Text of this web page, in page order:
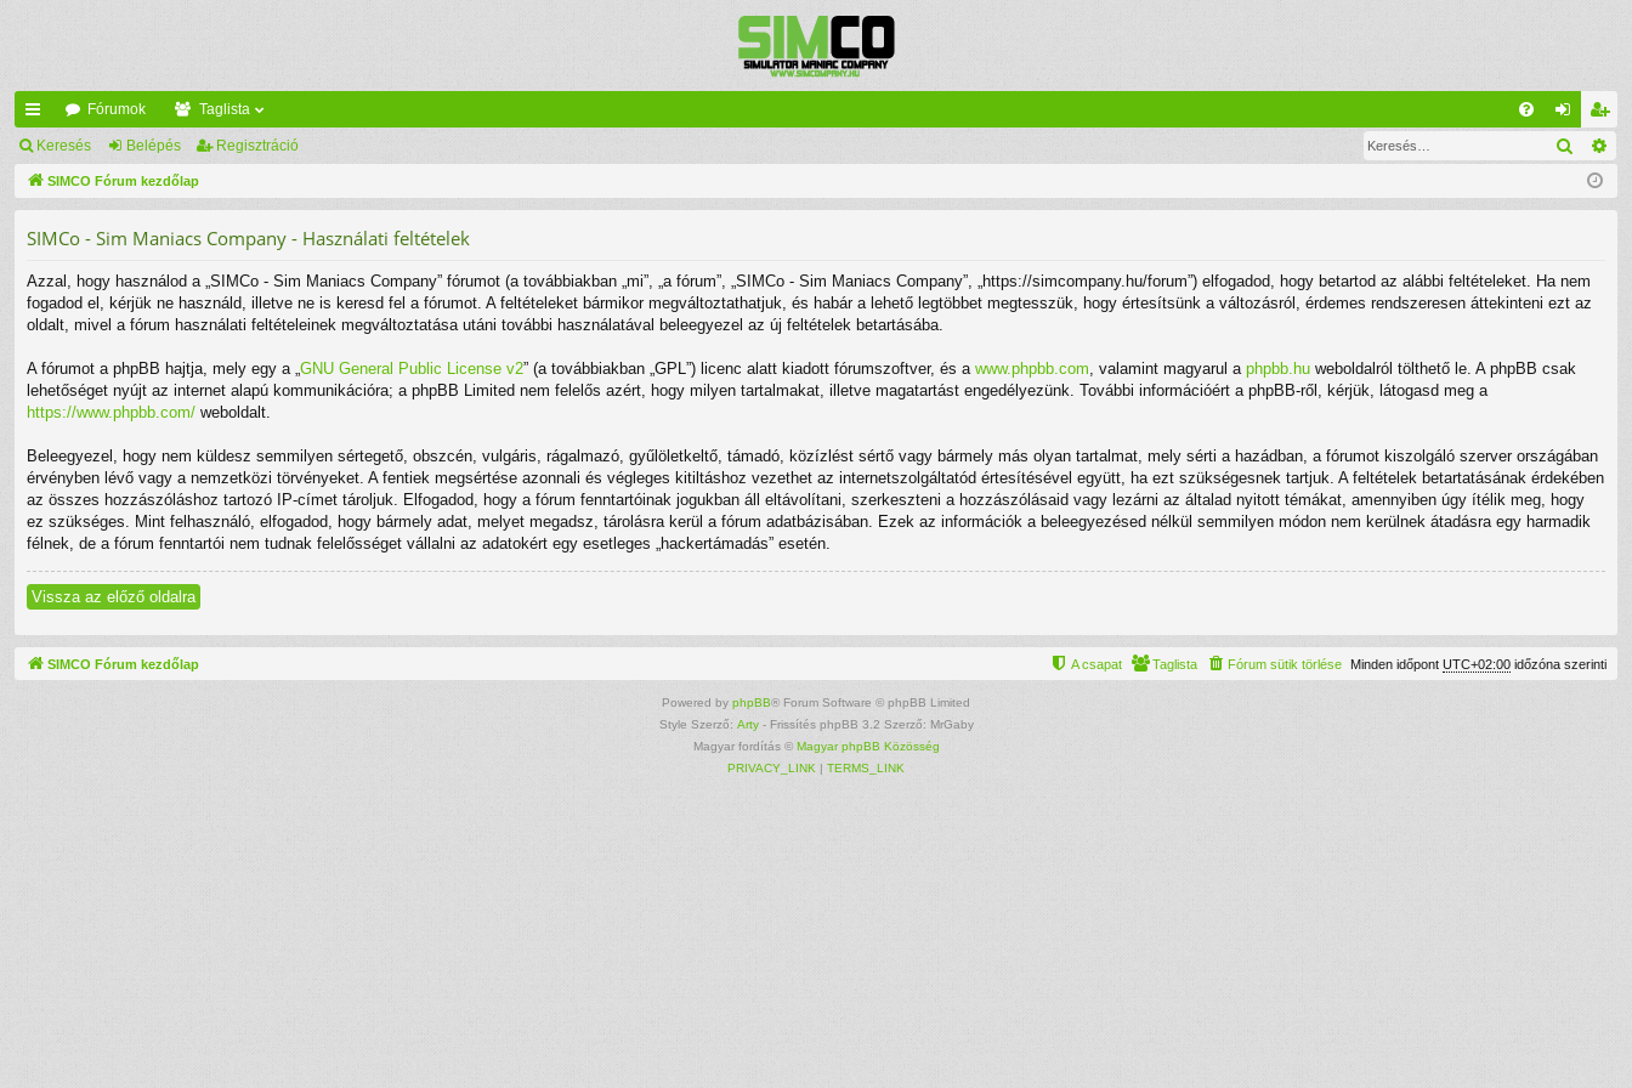
yo
rs
k
Fórumok Taglista
el eg
is
Keresés Belépés Regisztráció
SIMCO Fórum kezdőlap
SIMCo - Sim Maniacs Company - Használati feltételek
Azzal, hogy használod a „SIMCo - Sim Maniacs Company” fórumot (a továbbiakban „mi”, „a fórum”, „SIMCo - Sim Maniacs Company”, „https://simcompany.hu/forum”) elfogadod, hogy betartod az alábbi feltételeket. Ha nem
fogadod el, kérjük ne használd, illetve ne is keresd fel a fórumot. A feltételeket bármikor megváltoztathatjuk, és habár a lehető legtöbbet megtesszük, hogy értesítsünk a változásról, érdemes rendszeresen áttekinteni ezt az
oldalt, mivel a fórum használati feltételeinek megváltoztatása utáni további használatával beleegyezel az új feltételek betartásába.
A fórumot a phpBB hajtja, mely egy a „ GNU General Public License v2” (a továbbiakban „GPL”) licenc alatt kiadott fórumszoftver, és a www.phpbb.com , valamint magyarul a phpbb.hu weboldalról tölthető le. A phpBB csak
lehetőséget nyújt az internet alapú kommunikációra; a phpBB Limited nem felelős azért, hogy milyen tartalmakat, illetve magatartást engedélyezünk. További információért a phpBB-ről, kérjük, látogasd meg a
https://www.phpbb.com/ weboldalt.
Beleegyezel, hogy nem küldesz semmilyen sértegető, obszcén, vulgáris, rágalmazó, gyűlöletkeltő, támadó, közízlést sértő vagy bármely más olyan tartalmat, mely sérti a hazádban, a fórumot kiszolgáló szerver országában
érvényben lévő vagy a nemzetközi törvényeket. A fentiek megsértése azonnali és végleges kitiltáshoz vezethet az internetszolgáltatód értesítésével együtt, ha ezt szükségesnek tartjuk. A feltételek betartatásának érdekében
az összes hozzászóláshoz tartozó IP-címet tároljuk. Elfogadod, hogy a fórum fenntartóinak jogukban áll eltávolítani, szerkeszteni a hozzászólásaid vagy lezárni az általad nyitott témákat, amennyiben úgy ítélik meg, hogy
ez szükséges. Mint felhasználó, elfogadod, hogy bármely adat, melyet megadsz, tárolásra kerül a fórum adatbázisában. Ezek az információk a beleegyezésed nélkül semmilyen módon nem kerülnek átadásra egy harmadik
félnek, de a fórum fenntartói nem tudnak felelősséget vállalni az adatokért egy esetleges „hackertámadás” esetén.
Vissza az előző oldalra
SIMCO Fórum kezdőlap Minden időpont UTC+02:00 időzóna szerinti
Fórum sütik törlése
Taglista
A csapat
Powered by phpBB® Forum Software © phpBB Limited
Style Szerző: Arty- Frissítés phpBB 3.2 Szerző: MrGaby
Magyar fordítás © Magyar phpBB Közösség
PRIVACY_LINK | TERMS_LINK